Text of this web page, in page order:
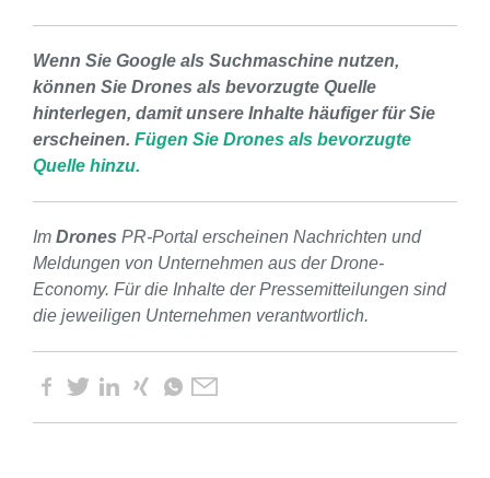
Wenn Sie Google als Suchmaschine nutzen,
können Sie Drones als bevorzugte Quelle
hinterlegen, damit unsere Inhalte häufiger für Sie
erscheinen. Fügen Sie Drones als bevorzugte
Quelle hinzu.
Im Drones PR-Portal erscheinen Nachrichten und
Meldungen von Unternehmen aus der Drone-
Economy. Für die Inhalte der Pressemitteilungen sind
die jeweiligen Unternehmen verantwortlich.